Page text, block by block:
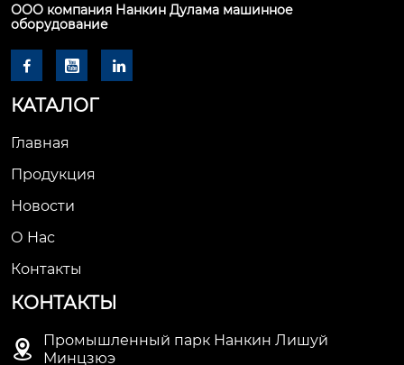
ООО компания Нанкин Дулама машинное
оборудование
  
КАТАЛОГ
Главная
Продукция
Новости
О Hас
Контакты
КОНТАКТЫ

Промышленный парк Нанкин Лишуй
Минцзюэ